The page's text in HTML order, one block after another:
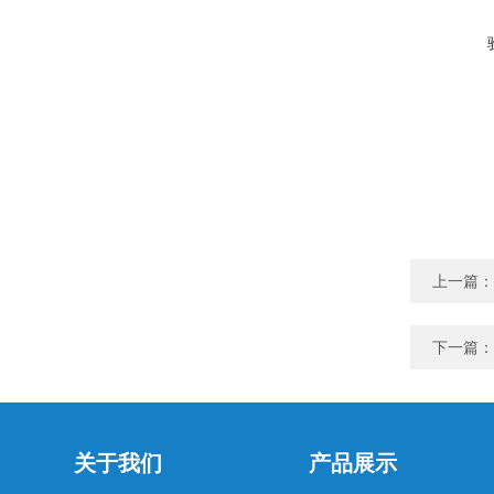
上一篇：
下一篇：
关于我们 产品展示